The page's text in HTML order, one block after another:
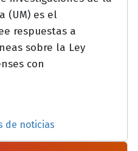
(UM) es el
respuestas a
sobre la Ley
con
de noticias